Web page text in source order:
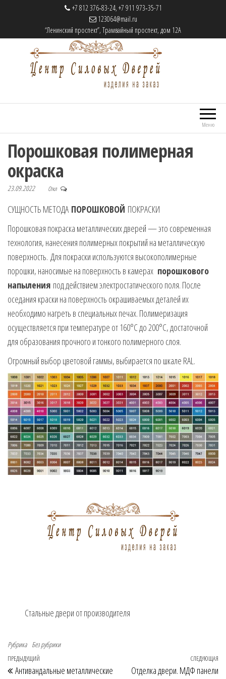
+7 812 376‑83-24, +7 911 973‑35-71
123064@mail.ru
“Ленинский проспект”, Трамвайный проспект, дом 12А
Центр Силовых Дверей
Меню
Порошковая полимерная
окраска
23.09.2022 Откл
СУЩНОСТЬ МЕТОДА ПОРОШКОВОЙ ПОКРАСКИ
Порошковая покраска металлических дверей — это современная
технология, нанесения полимерных покрытий на металлическую
поверхность. Для покраски используются высокополимерные
порошки, наносимые на поверхность в камерах порошкового
напыления под действием электростатического поля. После
оседания краски на поверхность окрашиваемых деталей их
необходимо нагреть в специальных печах. Полимеризация
осуществляется при температуре от 160°C до 200°C, достаточной
для образования прочного и тонкого полимерного слоя.
Огромный выбор цветовой гаммы, выбирается по шкале RAL.
Стальные двери от производителя
Рубрика Без рубрики
Навигация по записям
Предыдущая запись
ПРЕДЫДУЩИЙ
Антивандальные металлические
СЛЕДУЮЩАЯ
Отделка двери. МДФ панели